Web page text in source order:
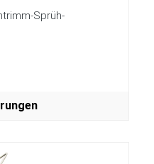
Sprüh-